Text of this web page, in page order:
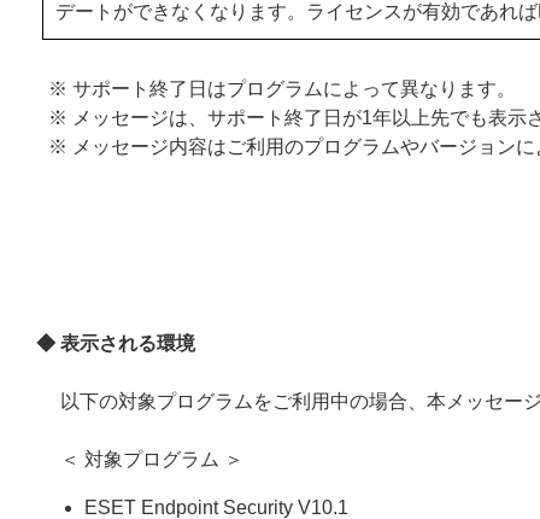
デートができなくなります。ライセンスが有効であれ
※ サポート終了日はプログラムによって異なります。
※ メッセージは、サポート終了日が1年以上先でも表示
※ メッセージ内容はご利用のプログラムやバージョン
◆ 表示される環境
以下の対象プログラムをご利用中の場合、本メッセー
＜ 対象プログラム ＞
ESET Endpoint Security V10.1